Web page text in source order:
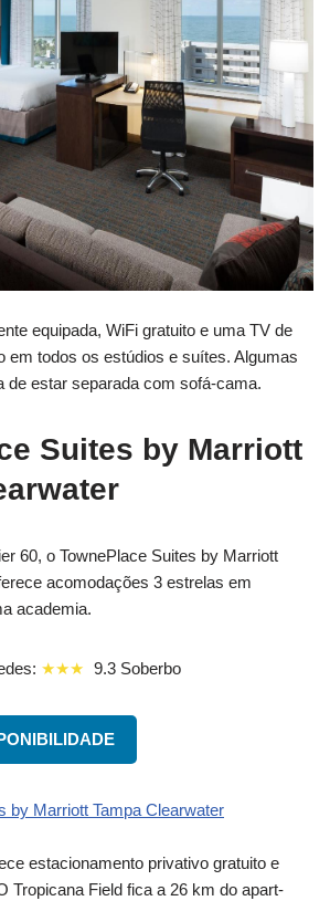
equipada, WiFi gratuito e uma TV de
em todos os estúdios e suítes. Algumas
de estar separada com sofá-cama.
Suites by Marriott
60, o TownePlace Suites by Marriott
acomodações 3 estrelas em
academia.
★★★ 9.3 Soberbo
estacionamento privativo gratuito e
Tropicana Field fica a 26 km do apart-